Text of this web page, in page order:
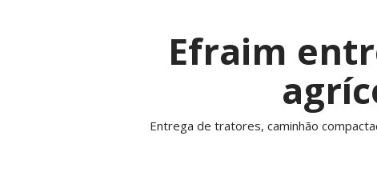
Efraim
Entrega de tratores, caminhão